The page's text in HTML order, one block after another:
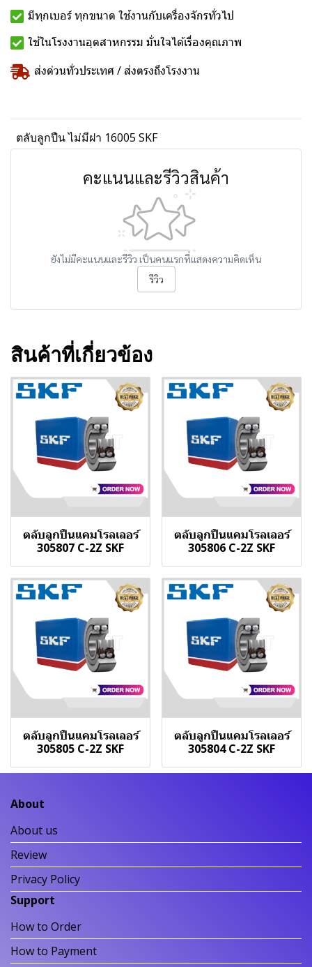
มีทุกเบอร์ ทุกขนาด ใช้งานกับเครื่องจักรทั่วไป
ใช้ในโรงงานอุตสาหกรรม มั่นใจได้เรื่องคุณภาพ
ส่งด่วนทั่วประเทศ / ส่งตรงถึงโรงงาน
ตลับลูกปืน ไม่มีฝา 16005 SKF
คะแนนและรีวิวสินค้า
ยังไม่มีคะแนนและรีวิว เป็นคนแรกที่แสดงความคิดเห็น
รีวิว
สินค้าที่เกี่ยวข้อง
ตลับลูกปืนแคมโรลเลอร์
305807 C-2Z SKF
ตลับลูกปืนแคมโรลเลอร์
305806 C-2Z SKF
ตลับลูกปืนแคมโรลเลอร์
305805 C-2Z SKF
ตลับลูกปืนแคมโรลเลอร์
305804 C-2Z SKF
About
About us
Review
Privacy Policy
Support
How to Order
How to Payment